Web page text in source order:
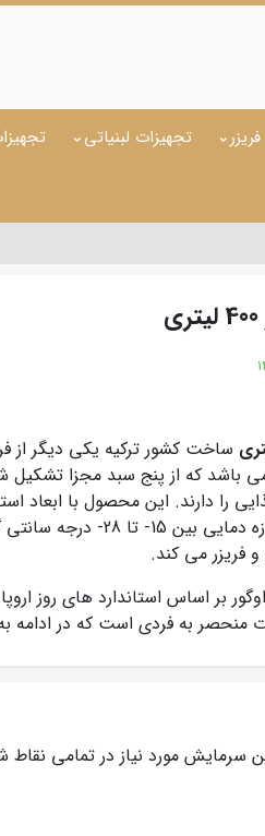
فریزر تجهیزات لبنیاتی
ساخت کشور ترکیه یکی دیگر
می باشد که از پنج سبد مجزا تشکیل
طراحی و تولید شده و با
فریزر می کند.
اوگور بر اساس استاندارد های روز
به فردی است که در ادامه
سرمایش مورد نیاز در تمامی